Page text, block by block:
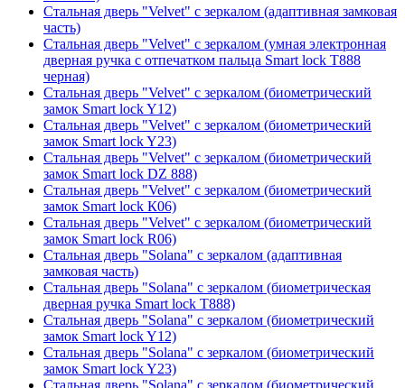
Стальная дверь "Velvet" с зеркалом (адаптивная замковая
часть)
Стальная дверь "Velvet" с зеркалом (умная электронная
дверная ручка с отпечатком пальца Smart lock T888
черная)
Стальная дверь "Velvet" с зеркалом (биометрический
замок Smart lock Y12)
Стальная дверь "Velvet" с зеркалом (биометрический
замок Smart lock Y23)
Стальная дверь "Velvet" с зеркалом (биометрический
замок Smart lock DZ 888)
Стальная дверь "Velvet" с зеркалом (биометрический
замок Smart lock К06)
Стальная дверь "Velvet" с зеркалом (биометрический
замок Smart lock R06)
Стальная дверь "Solana" с зеркалом (адаптивная
замковая часть)
Стальная дверь "Solana" с зеркалом (биометрическая
дверная ручка Smart lock T888)
Стальная дверь "Solana" с зеркалом (биометрический
замок Smart lock Y12)
Стальная дверь "Solana" с зеркалом (биометрический
замок Smart lock Y23)
Стальная дверь "Solana" с зеркалом (биометрический